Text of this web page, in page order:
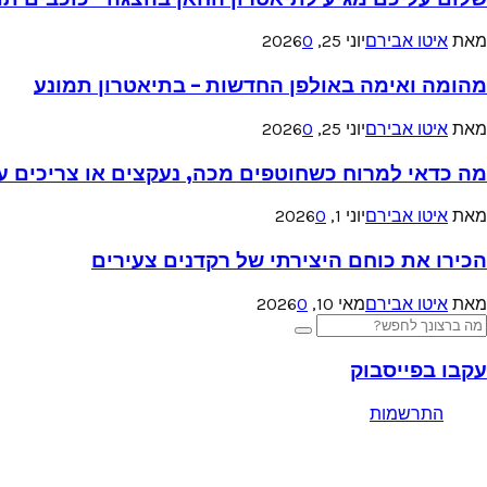
מאת איטו אבירםיוני 25, 2026 0
מהומה ואימה באולפן החדשות – בתיאטרון תמונע
מאת איטו אבירםיוני 25, 2026 0
מה כדאי למרוח כשחוטפים מכה, נעקצים או צריכים
מאת איטו אבירםיוני 1, 2026 0
הכירו את כוחם היצירתי של רקדנים צעירים
מאת איטו אבירםמאי 10, 2026
0
Search
for:
Search
עקבו בפייסבוק
התרשמות